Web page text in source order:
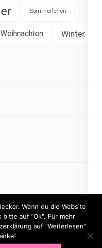
Sommerferien
Weihnachten Winter
Wenn du die Website
auf "Ok". Für mehr
auf "Weiterlesen"